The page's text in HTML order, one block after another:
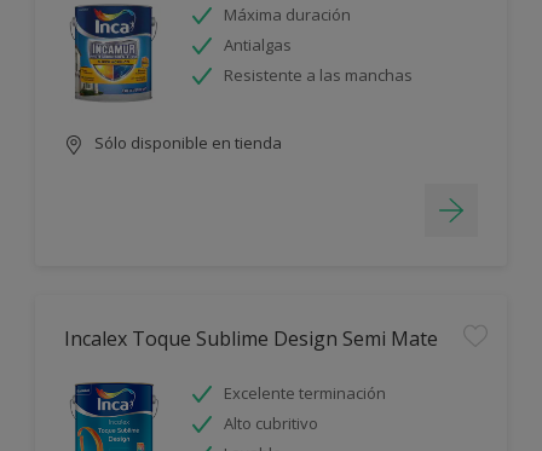
Máxima duración
Antialgas
Resistente a las manchas
Sólo disponible en tienda
Incalex Toque Sublime Design Semi Mate
Excelente terminación
Alto cubritivo